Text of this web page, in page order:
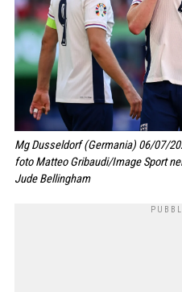
Mg Dusseldorf (Germania) 06/07/
foto Matteo Gribaudi/Image Sport
Jude Bellingham